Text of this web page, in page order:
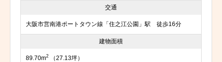
交通
大阪市営南港ポートタウン線「住之江公園」駅 徒歩16分
建物面積
89.70m2 （27.13坪）